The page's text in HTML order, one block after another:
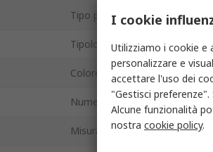
Tipo prodotto
Tipologia
Colore
Numero tasche
Misura vita
I cookie
Utilizziamo i cookie e
personalizzare e
accettare l'uso dei
"Gestisci
Alcune funzionalità
nostra cookie policy.